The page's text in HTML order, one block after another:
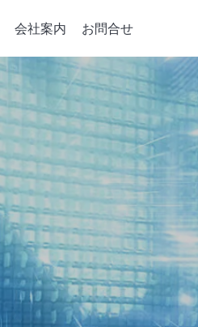
統合サービス
パーツの開発
ソリューション
企業のエネルギー転
グリーンパワーシス
エネルギー貯蔵アプ
ジニアリング
スマートエネルギー
電力小売レポート
ニ
最
ーポレート·ガバナンス
締役会
取締役および情報
取締役の多様性
稽核室
績效評估
能性委員会
会計監査委員会
賃金報酬委員会
Risk Management Committee
政策、組織與推動
会社案内
会社案内
会社概要
マネジメント・フィロ
成長史
お問合せ